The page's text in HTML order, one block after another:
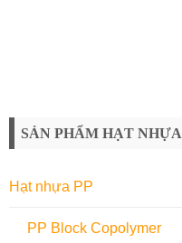
SẢN PHẨM HẠT NHỰA
Hạt nhựa PP
PP Block Copolymer